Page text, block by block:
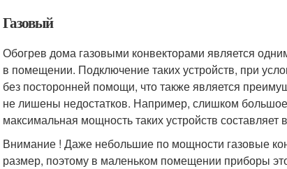
Газовый
Обогрев дома газовыми конвекторами является
в помещении. Подключение таких устройств, при
без посторонней помощи, что также является
не лишены недостатков. Например, слишком
максимальная мощность таких устройств составляет
Внимание ! Даже небольшие по мощности газовые
размер, поэтому в маленьком помещении приборы